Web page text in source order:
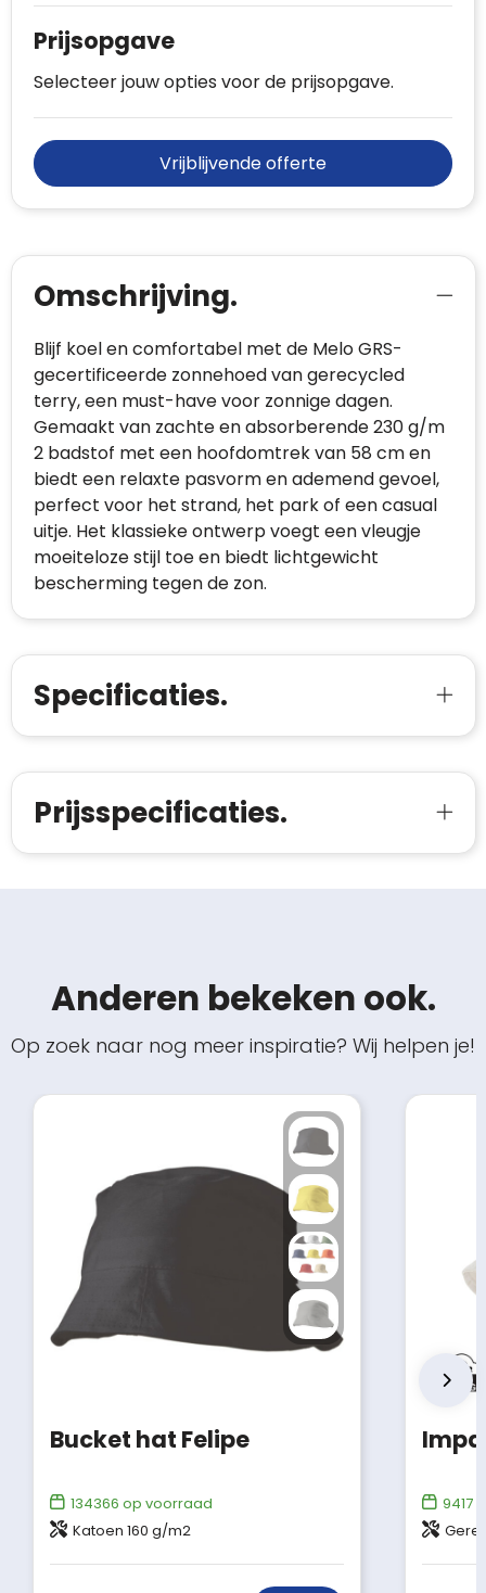
Prijsopgave
Selecteer jouw opties voor de prijsopgave.
Vrijblijvende offerte
Omschrijving.
Blijf koel en comfortabel met de Melo GRS-
gecertificeerde zonnehoed van gerecycled
terry, een must-have voor zonnige dagen.
Gemaakt van zachte en absorberende 230 g/m
2 badstof met een hoofdomtrek van 58 cm en
biedt een relaxte pasvorm en ademend gevoel,
perfect voor het strand, het park of een casual
uitje. Het klassieke ontwerp voegt een vleugje
moeiteloze stijl toe en biedt lichtgewicht
bescherming tegen de zon.
Specificaties.
Prijsspecificaties.
Anderen bekeken ook.
Op zoek naar nog meer inspiratie? Wij helpen je!
Bucket hat Felipe
134366 op voorraad
Katoen 160 g/m2
9417